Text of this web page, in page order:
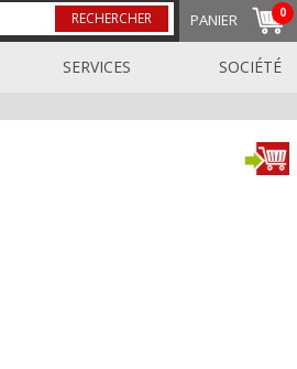
PANIER 0
RECHERCHER
SERVICES SOCIÉTÉ